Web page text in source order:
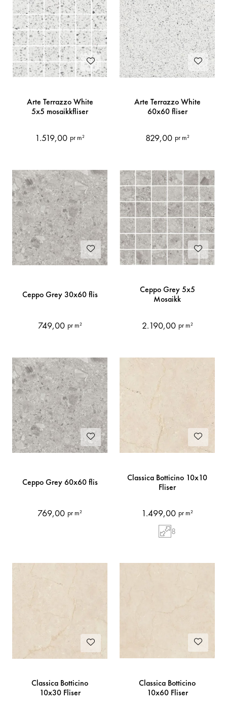
Arte Terrazzo White
5x5 mosaikkfliser
1.519,00 pr m²
Arte Terrazzo White
60x60 fliser
829,00 pr m²
Ceppo Grey 30x60 flis
749,00 pr m²
Ceppo Grey 5x5
Mosaikk
2.190,00 pr m²
Ceppo Grey 60x60 flis
769,00 pr m²
Classica Botticino 10x10
Fliser
1.499,00 pr m²
8
Classica Botticino
10x30 Fliser
Classica Botticino
10x60 Fliser
Min side
Logg inn